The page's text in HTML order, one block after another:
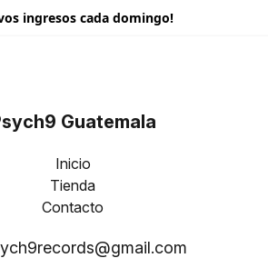
ingresos cada domingo!
Guatemala
Inicio
Tienda
Contacto